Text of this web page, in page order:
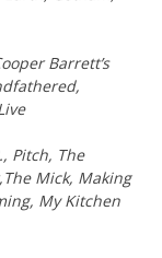
Barrett’s
Pitch, The
Mick, Making
My Kitchen